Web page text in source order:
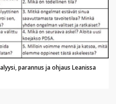
parannus ja ohjaus Leanissa